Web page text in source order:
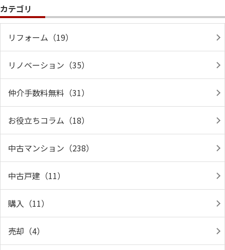
カテゴリ
リフォーム（19）
リノベーション（35）
仲介手数料無料（31）
お役立ちコラム（18）
中古マンション（238）
中古戸建（11）
購入（11）
売却（4）